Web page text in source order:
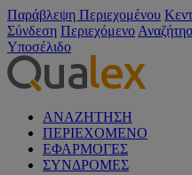
Παράβλεψη Περιεχομένου
Σύνδεση Περιεχόμενο
Υποσέλιδο
ΑΝΑΖΗΤΗΣΗ
ΠΕΡΙΕΧΟΜΕΝΟ
ΕΦΑΡΜΟΓΕΣ
ΣΥΝΔΡΟΜΕΣ